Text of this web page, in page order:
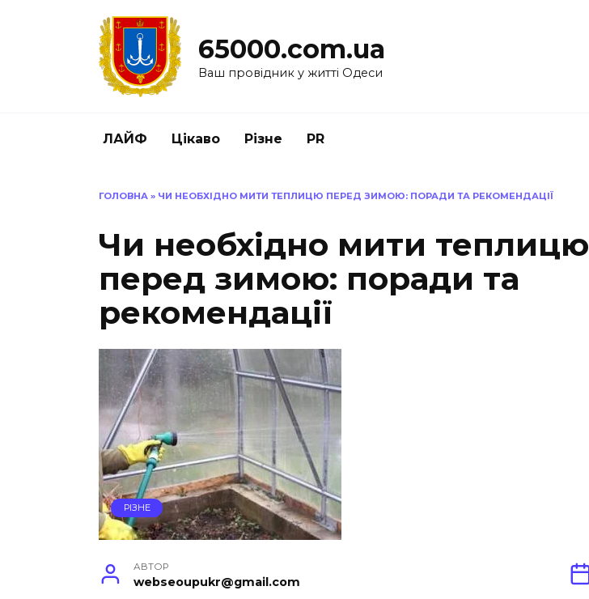
65000.com.ua
Ваш провідник у житті Одеси
ЛАЙФ Цікаво Різне PR
ГОЛОВНА » ЧИ НЕОБХІДНО МИТИ ТЕПЛИЦЮ ПЕРЕД ЗИМОЮ: ПОРАДИ ТА РЕКОМЕНДАЦІЇ
Чи необхідно мити теплицю
перед зимою: поради та
рекомендації
РІЗНЕ
АВТОР
webseoupukr@gmail.com